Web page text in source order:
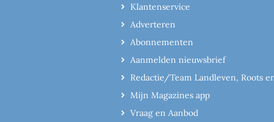
Klantenservice
Adverteren
Abonnementen
Aanmelden nieuwsbrief
Redactie/Team Landleven, Roots
Mijn Magazines app
Vraag en Aanbod